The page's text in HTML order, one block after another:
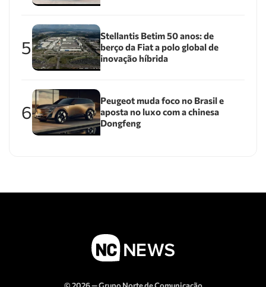
5
Stellantis Betim 50 anos: de
berço da Fiat a polo global de
inovação híbrida
6
Peugeot muda foco no Brasil e
aposta no luxo com a chinesa
Dongfeng